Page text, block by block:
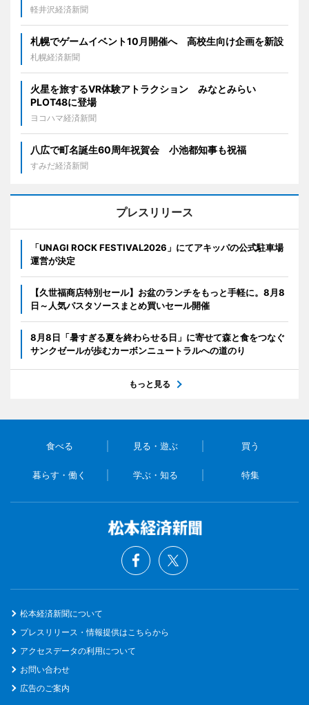
軽井沢経済新聞
札幌でゲームイベント10月開催へ 高校生向け企画を新設
札幌経済新聞
火星を旅するVR体験アトラクション みなとみらい
PLOT48に登場
ヨコハマ経済新聞
八広で町名誕生60周年祝賀会 小池都知事も祝福
すみだ経済新聞
プレスリリース
「UNAGI ROCK FESTIVAL2026」にてアキッパの公式駐車場
運営が決定
【久世福商店特別セール】お盆のランチをもっと手軽に。8月8
日～人気パスタソースまとめ買いセール開催
8月8日「暑すぎる夏を終わらせる日」に寄せて森と食をつなぐ
サンクゼールが歩むカーボンニュートラルへの道のり
もっと見る
食べる 見る・遊ぶ 買う
暮らす・働く 学ぶ・知る 特集
松本経済新聞について
プレスリリース・情報提供はこちらから
アクセスデータの利用について
お問い合わせ
広告のご案内